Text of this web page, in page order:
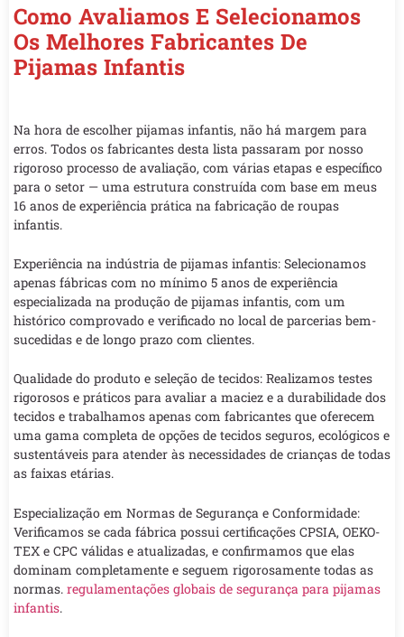
Como Avaliamos E Selecionamos
Os Melhores Fabricantes De
Pijamas Infantis
Na hora de escolher pijamas infantis, não há margem para
erros. Todos os fabricantes desta lista passaram por nosso
rigoroso processo de avaliação, com várias etapas e específico
para o setor — uma estrutura construída com base em meus
16 anos de experiência prática na fabricação de roupas
infantis.
Experiência na indústria de pijamas infantis: Selecionamos
apenas fábricas com no mínimo 5 anos de experiência
especializada na produção de pijamas infantis, com um
histórico comprovado e verificado no local de parcerias bem-
sucedidas e de longo prazo com clientes.
Qualidade do produto e seleção de tecidos: Realizamos testes
rigorosos e práticos para avaliar a maciez e a durabilidade dos
tecidos e trabalhamos apenas com fabricantes que oferecem
uma gama completa de opções de tecidos seguros, ecológicos e
sustentáveis para atender às necessidades de crianças de todas
as faixas etárias.
Especialização em Normas de Segurança e Conformidade:
Verificamos se cada fábrica possui certificações CPSIA, OEKO-
TEX e CPC válidas e atualizadas, e confirmamos que elas
dominam completamente e seguem rigorosamente todas as
normas. regulamentações globais de segurança para pijamas
infantis.